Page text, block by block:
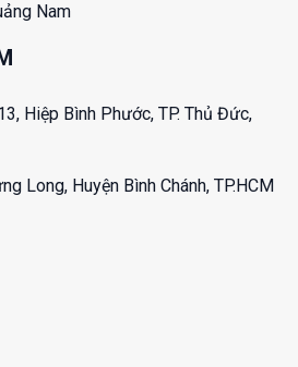
Nam
Hiệp Bình Phước, TP. Thủ Đức,
Long, Huyện Bình Chánh, TP.HCM